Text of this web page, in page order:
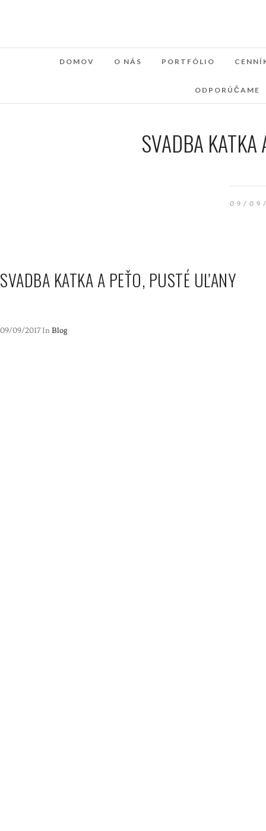
DOMOV O NÁS PORTFÓLIO
ODPORÚČAME
SVADBA KATKA
09/
SVADBA KATKA A PEŤO, PUSTÉ UĽANY
09/09/2017 In Blog